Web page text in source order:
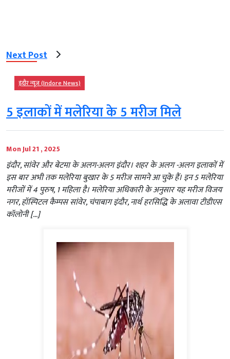
Next Post
इंदौर न्यूज़ (Indore News)
5 इलाकों में मलेरिया के 5 मरीज मिले
Mon Jul 21 , 2025
इंदौर, सांवेर और बेटमा के अलग-अलग इंदौर। शहर के अलग -अलग इलाकों में
इस बार अभी तक मलेरिया बुखार के 5 मरीज सामने आ चुके हैं। इन 5 मलेरिया
मरीजों में 4 पुरुष, 1 महिला है। मलेरिया अधिकारी के अनुसार यह मरीज विजय
नगर, हॉस्पिटल कैम्पस सांवेर, चंपाबाग इंदौर, नार्थ हरसिद्धि के अलावा टीडीएस
कॉलोनी […]